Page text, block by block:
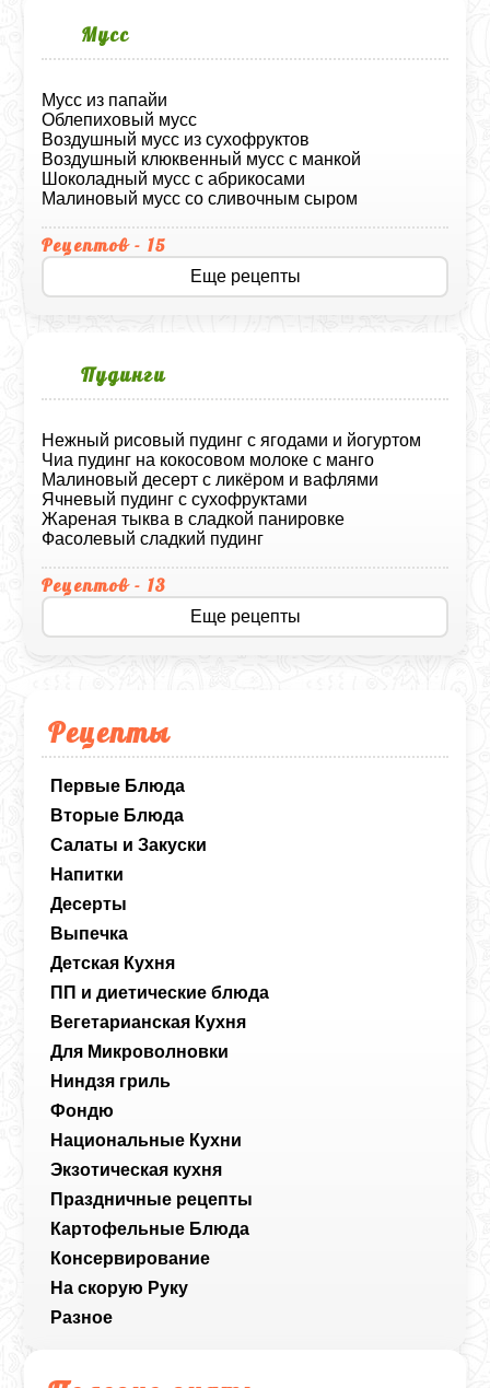
Рецепты
Первые Блюда
Вторые Блюда
Салаты и Закуски
Напитки
Десерты
Выпечка
Детская Кухня
ПП и диетические блюда
Вегетарианская Кухня
Для Микроволновки
Ниндзя гриль
Фондю
Национальные Кухни
Экзотическая кухня
Праздничные рецепты
Картофельные Блюда
Консервирование
На скорую Руку
Разное
Мусс
Мусс из папайи
Облепиховый мусс
Воздушный мусс из сухофруктов
Воздушный клюквенный мусс с манкой
Шоколадный мусс с абрикосами
Малиновый мусс со сливочным сыром
Рецептов - 15
Еще рецепты
Пудинги
Нежный рисовый пудинг с ягодами и йогуртом
Чиа пудинг на кокосовом молоке с манго
Малиновый десерт с ликёром и вафлями
Ячневый пудинг с сухофруктами
Жареная тыква в сладкой панировке
Фасолевый сладкий пудинг
Рецептов - 13
Еще рецепты